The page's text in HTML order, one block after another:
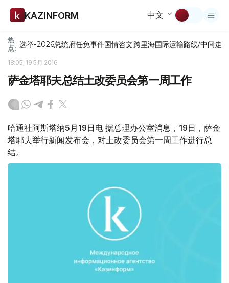
KAZINFORM 中文
热
点: 选举-2026总统府任免事件国情咨文跨里海国际运输路线/中间走廊
18:05, 19 5月 2016
萨金塔耶夫总结土改委员会第一周工作
哈通社阿斯塔纳5月19日电 据总理办公室消息，19日，萨金
塔耶夫举行新闻发布会，对土改委员会第一周工作进行总
结。